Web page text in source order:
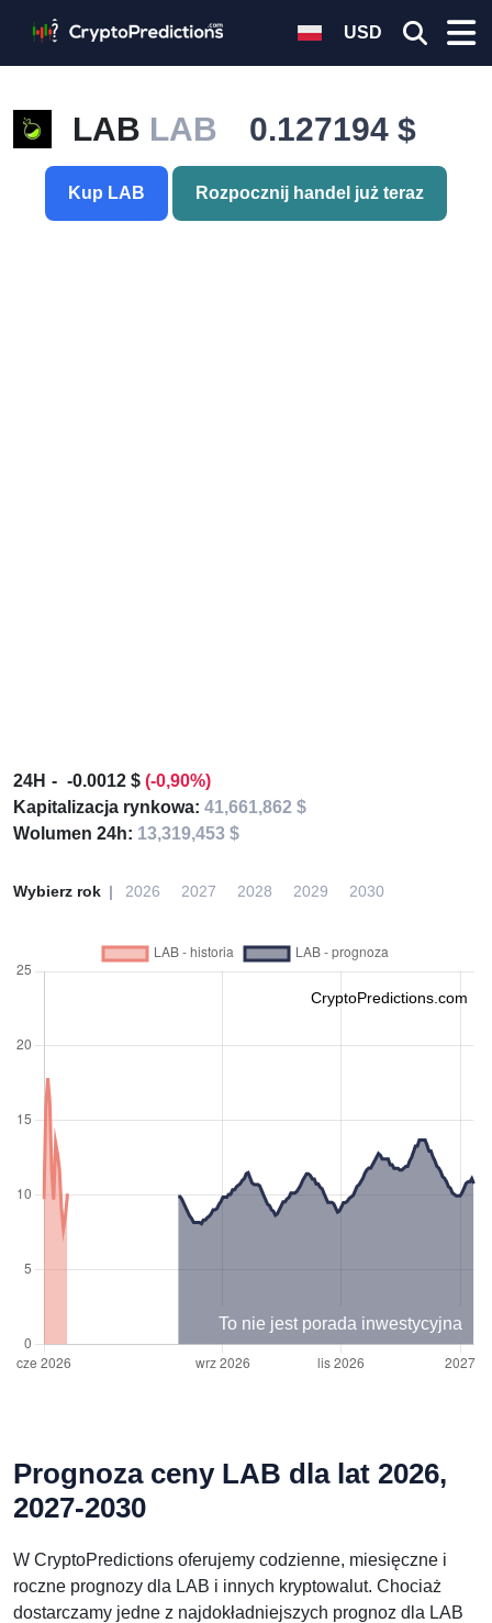
USD
LAB LAB 0.127194 $
Kup LAB Rozpocznij handel już teraz
24H -0.0012 $ (-0,90%)
Kapitalizacja rynkowa: 41,661,862 $
Wolumen 24h: 13,319,453 $
Wybierz rok 2026 2027 2028 2029 2030
CryptoPredictions.com
To nie jest porada inwestycyjna
Prognoza ceny LAB dla lat 2026,
2027-2030
W CryptoPredictions oferujemy codzienne, miesięczne i
roczne prognozy dla LAB i innych kryptowalut. Chociaż
dostarczamy jedne z najdokładniejszych prognoz dla LAB